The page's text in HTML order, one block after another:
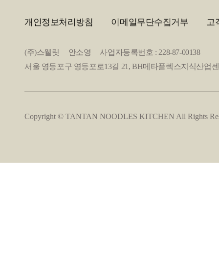
개인정보처리방침 이메일무단수집거부 고
(주)스웰릿 안소영 사업자등록번호 : 228-87-00138
서울 영등포구 영등포로13길 21, BH메타플렉스지식산업
Copyright © TANTAN NOODLES KITCHEN All Rights